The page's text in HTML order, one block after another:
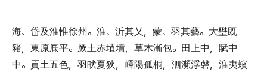
海、 岱及淮惟徐州 。 淮、 沂其乂 ， 蒙、 羽其藝。 大壄既
豬， 東原厎平。 厥土赤埴墳， 草木漸包。 田上中， 賦中
中。 貢土五色， 羽畎夏狄， 嶧陽孤桐， 泗瀕浮磬， 淮夷蠙